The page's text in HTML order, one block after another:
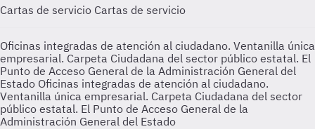
Cartas de servicio Cartas de servicio
Oficinas integradas de atención al ciudadano. Ventanilla única
empresarial. Carpeta Ciudadana del sector público estatal. El
Punto de Acceso General de la Administración General del
Estado Oficinas integradas de atención al ciudadano.
Ventanilla única empresarial. Carpeta Ciudadana del sector
público estatal. El Punto de Acceso General de la
Administración General del Estado